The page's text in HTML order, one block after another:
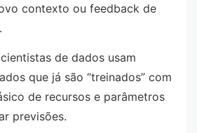
contexto ou feedback de
de dados usam
que já são “treinados” com
de recursos e parâmetros
previsões.